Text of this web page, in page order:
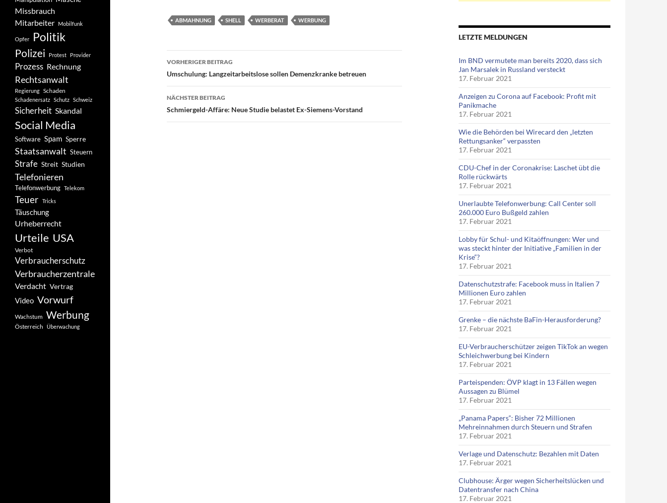
ABMAHNUNG SHELL WERBERAT WERBUNG
Beitragsnavigation
VORHERIGER BEITRAG
Umschulung: Langzeitarbeitslose sollen Demenzkranke betreuen
NÄCHSTER BEITRAG
Schmiergeld-Affäre: Neue Studie belastet Ex-Siemens-Vorstand
LETZTE MELDUNGEN
Im BND vermutete man bereits 2020, dass sich
Jan Marsalek in Russland versteckt
17. Februar 2021
Anzeigen zu Corona auf Facebook: Profit mit
Panikmache
17. Februar 2021
Wie die Behörden bei Wirecard den „letzten
Rettungsanker“ verpassten
17. Februar 2021
CDU-Chef in der Coronakrise: Laschet übt die
Rolle rückwärts
17. Februar 2021
Unerlaubte Telefonwerbung: Call Center soll
260.000 Euro Bußgeld zahlen
17. Februar 2021
Lobby für Schul- und Kitaöffnungen: Wer und
was steckt hinter der Initiative „Familien in der
Krise“?
17. Februar 2021
Datenschutzstrafe: Facebook muss in Italien 7
Millionen Euro zahlen
17. Februar 2021
Grenke – die nächste BaFin-Herausforderung?
17. Februar 2021
EU-Verbraucherschützer zeigen TikTok an wegen
Schleichwerbung bei Kindern
17. Februar 2021
Parteispenden: ÖVP klagt in 13 Fällen wegen
Aussagen zu Blümel
17. Februar 2021
„Panama Papers“: Bisher 72 Millionen
Mehreinnahmen durch Steuern und Strafen
17. Februar 2021
Verlage und Datenschutz: Bezahlen mit Daten
17. Februar 2021
Clubhouse: Ärger wegen Sicherheitslücken und
Datentransfer nach China
17. Februar 2021
Missbrauch
Mitarbeiter
Mobilfunk
Opfer Politik
Polizei Protest Provider
Prozess Rechnung
Rechtsanwalt
Regierung Schaden
Schadenersatz Schutz Schweiz
Sicherheit Skandal
Social Media
Software Spam Sperre
Staatsanwalt Steuern
Strafe Streit Studien
Telefonieren
Telefonwerbung Telekom
Teuer Tricks
Täuschung
Urheberrecht
Urteile USA
Verbot
Verbraucherschutz
Verbraucherzentrale
Verdacht Vertrag
Video Vorwurf
Wachstum Werbung
Österreich Überwachung